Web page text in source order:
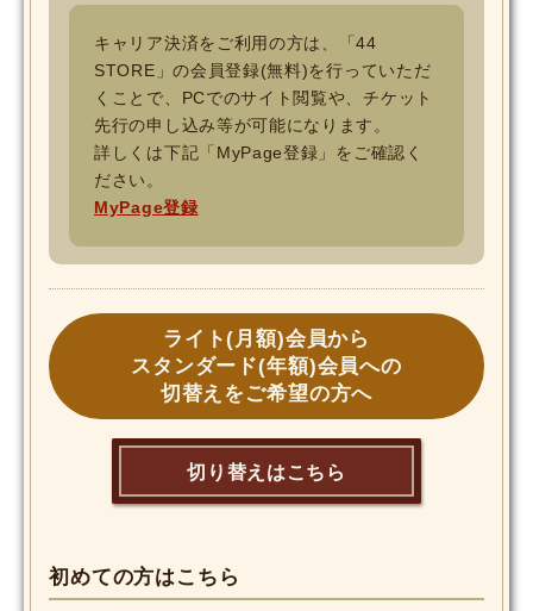
キャリア決済をご利用の方は、「44
STORE」の会員登録(無料)を行っていただ
くことで、PCでのサイト閲覧や、チケット
先行の申し込み等が可能になります。
詳しくは下記「MyPage登録」をご確認く
ださい。
MyPage登録
ライト(月額)会員から
スタンダード(年額)会員への
切替えをご希望の方へ
切り替えはこちら
初めての方はこちら